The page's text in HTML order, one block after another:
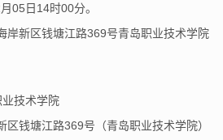
05日14时00分。
岸新区钱塘江路369号青岛职业技术学院
技术学院
区钱塘江路369号（青岛职业技术学院）